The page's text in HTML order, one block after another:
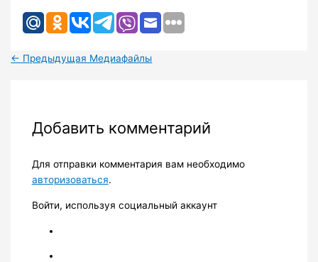
← Предыдущая Медиафайлы
Добавить комментарий
Для отправки комментария вам необходимо
авторизоваться.
Войти, используя социальный аккаунт